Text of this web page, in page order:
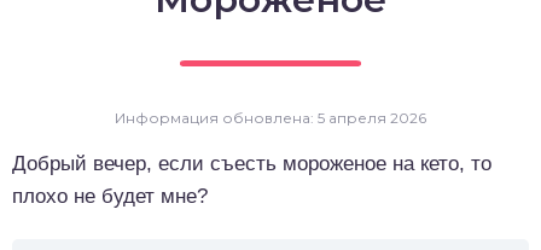
Информация обновлена: 5 апреля 2026
Добрый вечер, если съесть мороженое на кето, то
плохо не будет мне?
напитки